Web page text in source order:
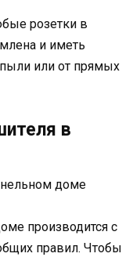
розетки в
и иметь
или от прямых
в
доме
производится с
правил. Чтобы